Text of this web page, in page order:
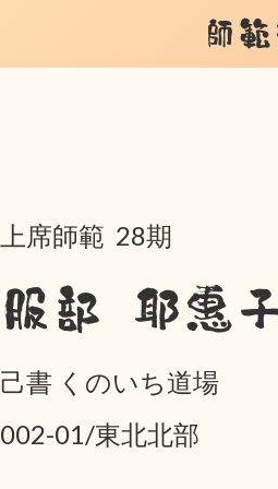
師
上席師範 28期
服部 耶惠
己書 くのいち道場
002-01/東北北部